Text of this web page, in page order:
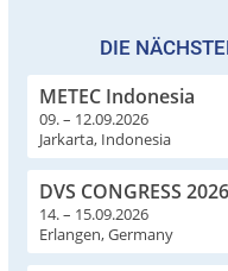
DIE
METEC Indonesia
09. – 12.09.2026
Jarkarta, Indonesia
DVS CONGRESS 2026
14. – 15.09.2026
Erlangen, Germany